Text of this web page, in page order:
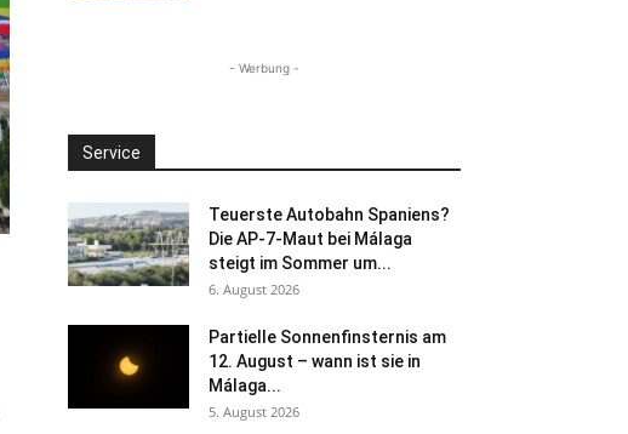
- Werbung -
Service
Teuerste Autobahn Spaniens?
Die AP-7-Maut bei Málaga
steigt im Sommer um...
6. August 2026
Partielle Sonnenfinsternis am
12. August – wann ist sie in
Málaga...
5. August 2026